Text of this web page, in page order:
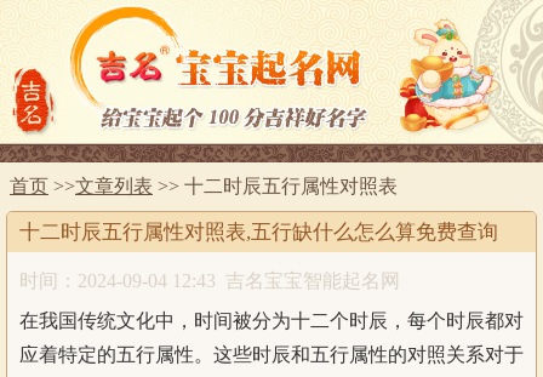
首页 >>文章列表 >> 十二时辰五行属性对照表
十二时辰五行属性对照表,五行缺什么怎么算免费查询
时间：2024-09-04 12:43 吉名宝宝智能起名网
在我国传统文化中，时间被分为十二个时辰，每个时辰都对
应着特定的五行属性。这些时辰和五行属性的对照关系对于